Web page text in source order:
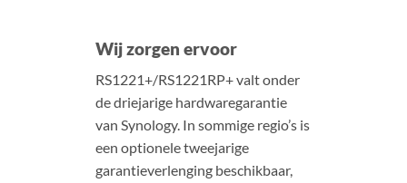
Wij zorgen ervoor
RS1221+/RS1221RP+ valt onder
de driejarige hardwaregarantie
van Synology. In sommige regio’s is
een optionele tweejarige
garantieverlenging beschikbaar,